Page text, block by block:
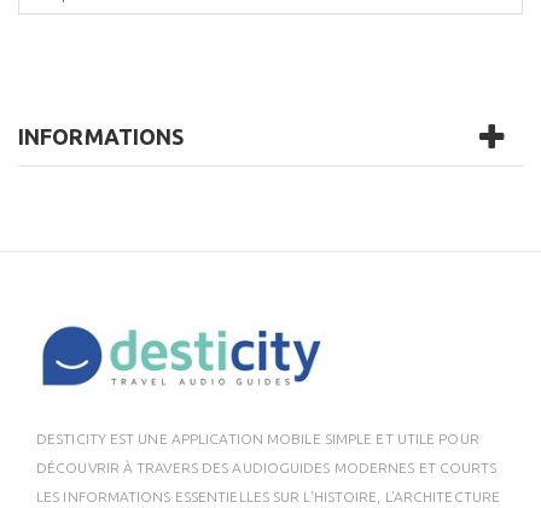
INFORMATIONS
DESTICITY EST UNE APPLICATION MOBILE SIMPLE ET UTILE POUR
DÉCOUVRIR À TRAVERS DES AUDIOGUIDES MODERNES ET COURTS
LES INFORMATIONS ESSENTIELLES SUR L'HISTOIRE, L'ARCHITECTURE